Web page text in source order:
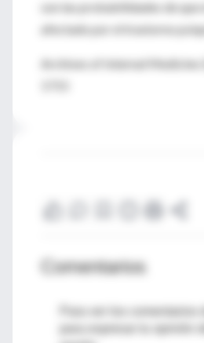
son las probabilidades de que
afectado por el trastorno
Archives of Internal Medicine
Comentarios
Para ver los comentarios